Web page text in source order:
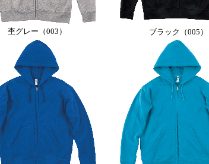
杢グレー（003） ブラック（005）